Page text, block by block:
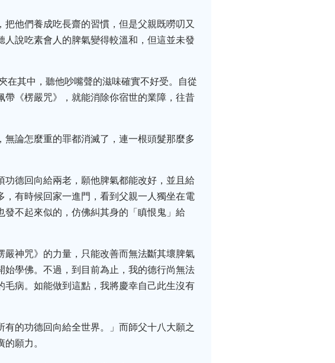
他們養成吃長齋的習慣，但是父親既嘮叨又
說吃素會人的脾氣變得較溫和，但這並未發
在其中，聽他吵嘴聲的滋味確實不好受。自從
《楞嚴咒》，就能消除你宿世的業障，往昔
論怎麼重的罪都消滅了，連一根頭髮那麼多
德回向給兩老，願他脾氣都能改好，並且給
有時候回家一進門，看到父親一人獨坐在電
不起來似的，仿佛糾其身的「瞋恨鬼」給
神咒》的力量，只能改善而無法斷其壞脾氣
學佛。不過，到目前為止，我的德行尚無法
病。如能做到這點，我將慶幸自己此生沒有
的功德回向給全世界。」而師父十八大願之
願力。